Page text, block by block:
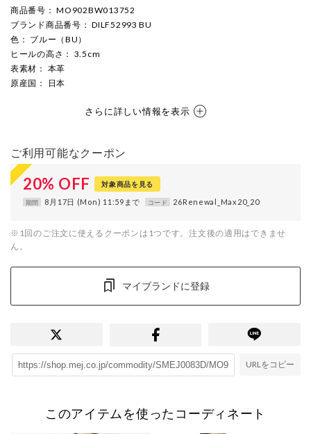
商品番号 ： MO902BW013752
ブランド商品番号 ： DILF52993 BU
色 ： ブルー（BU）
ヒールの高さ ： 3.5cm
表素材 ： 本革
原産国 ： 日本
さらに詳しい情報を表示
ご利用可能なクーポン
20% OFF 対象商品を見る
期間 8月17日 (Mon) 11:59まで コード 26Renewal_Max20_20
※1回のご注文に使えるクーポンは1つです。注文後の適用はできませ
ん。
マイブランドに登録
URLをコピー
このアイテムを使ったコーディネート